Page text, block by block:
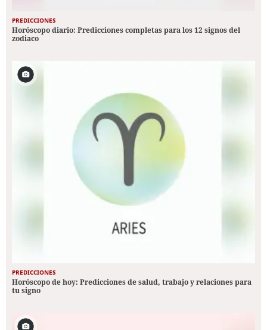
PREDICCIONES
Horóscopo diario: Predicciones completas para los 12 signos del
zodiaco
PREDICCIONES
Horóscopo de hoy: Predicciones de salud, trabajo y relaciones para
tu signo